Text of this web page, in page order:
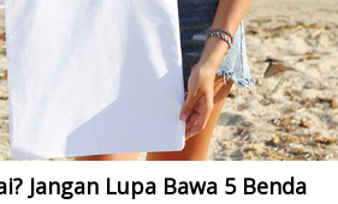
Jangan Lupa Bawa 5 Benda